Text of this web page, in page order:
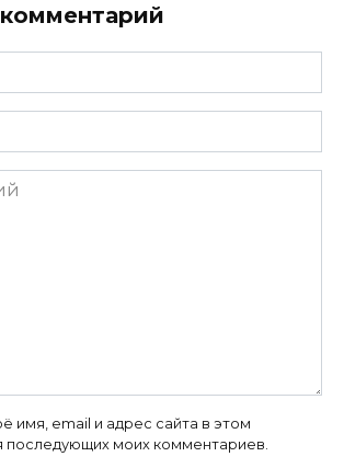
имя, email и адрес сайта в этом
последующих моих комментариев.